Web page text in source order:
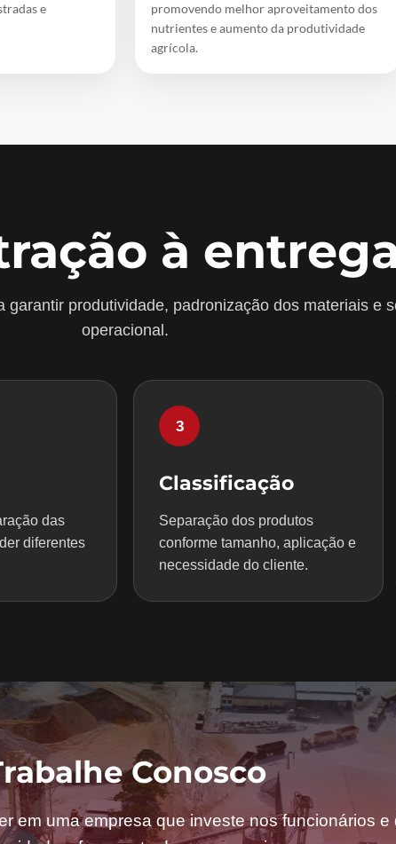
e
promovendo melhor aproveitamento dos
nutrientes e aumento da produtividade
agrícola.
à
garantir produtividade, padronização dos materiais e
operacional.
das
diferentes
3
Classificação
Separação dos produtos
conforme tamanho, aplicação e
necessidade do cliente.
Conosco
em uma empresa que investe nos funcionários e